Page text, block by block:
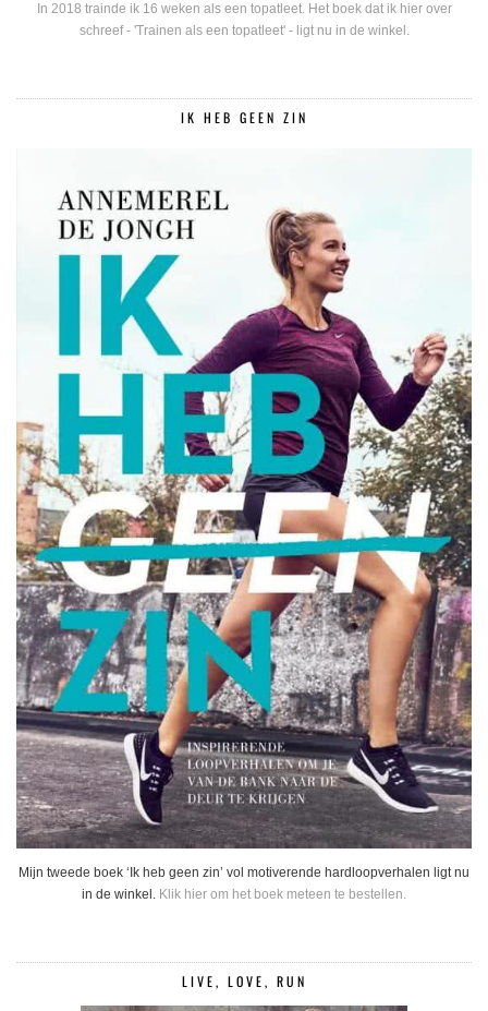
In 2018 trainde ik 16 weken als een topatleet. Het boek dat ik hier over
schreef - 'Trainen als een topatleet' - ligt nu in de winkel.
IK HEB GEEN ZIN
Mijn tweede boek ‘Ik heb geen zin’ vol motiverende hardloopverhalen ligt nu
in de winkel. Klik hier om het boek meteen te bestellen.
LIVE, LOVE, RUN